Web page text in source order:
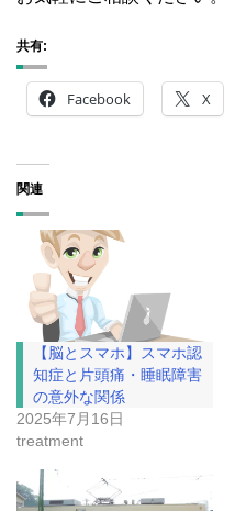
共有:
Facebook X
関連
【脳とスマホ】スマホ認
知症と片頭痛・睡眠障害
の意外な関係
2025年7月16日
treatment